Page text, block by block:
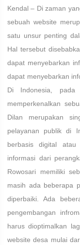
Kendal – Di zaman
sebuah website
satu unsur penting
Hal tersebut
dapat menyebarkan
dapat menyebarkan
Di Indonesia,
memperkenalkan
Dilan merupakan
pelayanan publik di
berbasis digital atau
informasi dari
Rowosari memiliki
masih ada beberapa
diperbaiki. Ada
pengembangan
harus dioptimalkan
website desa mulai